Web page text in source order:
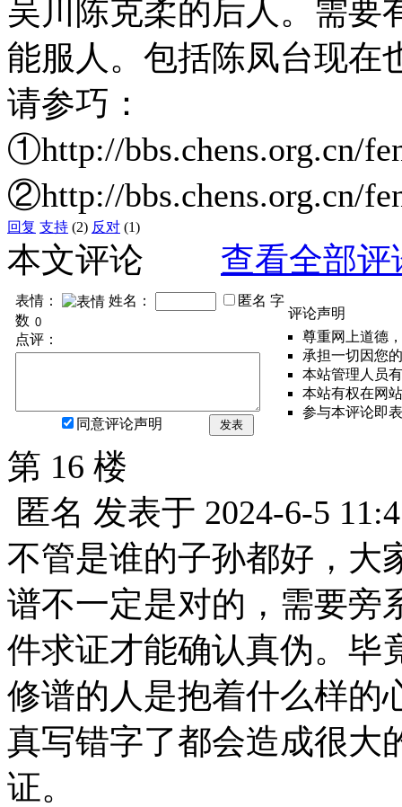
吴川陈克柔的后人。需要
能服人。包括陈凤台现在
请参巧：
①http://bbs.chens.org.cn/
②http://bbs.chens.org.cn/
回复 支持 (2) 反对 (1)
本文评论 查看全部评
表情： 姓名： 匿名 字
数
点评：
同意评论声明 发表
评论声明
尊重网上道德
承担一切因您
本站管理人员
本站有权在网
参与本评论即
第 16 楼
匿名 发表于 2024-6-5
不管是谁的子孙都好，大
谱不一定是对的，需要旁
件求证才能确认真伪。毕
修谱的人是抱着什么样的
真写错字了都会造成很大
证。